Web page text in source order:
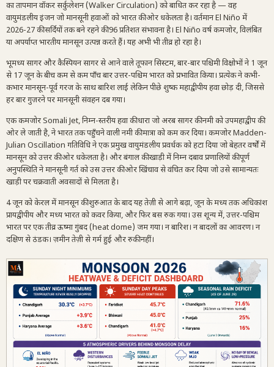
का तापमान वॉकर सर्कुलेशन (Walker Circulation) को बाधित कर रहा है — वह
वायुमंडलीय इंजन जो मानसूनी हवाओं को भारत की ओर धकेलता है। वर्तमान El Niño में
2026-27 की सर्दियों तक बने रहने की 96 प्रतिशत संभावना है। El Niño वर्ष कमजोर, विलंबित
या अपर्याप्त भारतीय मानसून उत्पन्न करते हैं। यह अभी भी तीव्र हो रहा है।
भूमध्य सागर और कैस्पियन सागर से आने वाले तूफान सिस्टम, बार-बार पश्चिमी विक्षोभों ने 1 जून
से 17 जून के बीच कम से कम पाँच बार उत्तर-पश्चिम भारत को प्रभावित किया। प्रत्येक ने कभी-
कभार मानसून-पूर्व गरज के साथ बारिश लाई लेकिन पीछे शुष्क महाद्वीपीय हवा छोड़ दी, जिससे
हर बार गुज़रने पर मानसूनी संवहन दब गया।
एक कमजोर Somali Jet, निम्न-स्तरीय हवा की धारा जो अरब सागर की नमी को उपमहाद्वीप की
ओर ले जाती है, ने भारत तक पहुँचने वाली नमी की मात्रा को कम कर दिया। कमजोर Madden-
Julian Oscillation गतिविधि ने एक प्रमुख वायुमंडलीय प्रवर्धक को हटा दिया जो बेहतर वर्षों में
मानसून को उत्तर की ओर धकेलता है। और बंगाल की खाड़ी में निम्न दबाव प्रणालियों की पूर्ण
अनुपस्थिति ने मानसूनी गर्त को उस उत्तर की ओर खिंचाव से वंचित कर दिया जो उसे सामान्यतः
खाड़ी पर चक्रवाती अवसादों से मिलता है।
4 जून को केरल में मानसून की शुरुआत के बाद यह तेज़ी से आगे बढ़ा, जून के मध्य तक अधिकांश
प्रायद्वीपीय और मध्य भारत को कवर किया, और फिर बस रुक गया। उस शून्य में, उत्तर-पश्चिम
भारत पर एक तीव्र ऊष्मा गुंबद (heat dome) जम गया। न बारिश। न बादलों का आवरण। न
दक्षिण से ठंडक। ज़मीन तेज़ी से गर्म हुई और रुकी नहीं।